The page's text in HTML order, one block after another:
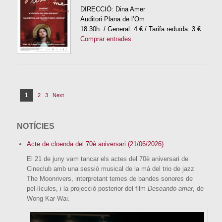
DIRECCIÓ: Dina Amer
Auditori Plana de l’Om
18:30h. / General: 4 € / Tarifa reduïda: 3 €
Comprar entrades
a
e
a
g
1
P
2
P
3 Next
NOTÍCIES
Acte de cloenda del 70è aniversari (21/06/2026)
El 21 de juny vam tancar els actes del 70è aniversari de
Cineclub amb una sessió musical de la mà del trio de jazz
The Moonrivers, interpretant temes de bandes sonores de
pel·lícules, i la projecció posterior del film Deseando amar, de
Wong Kar-Wai.